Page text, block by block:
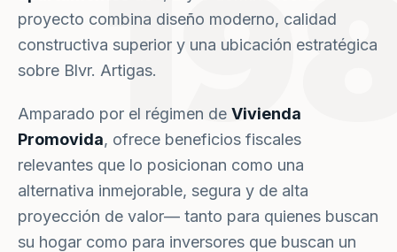
proyecto combina diseño moderno, calidad
constructiva superior y una ubicación estratégica
sobre Blvr. Artigas.
Amparado por el régimen de Vivienda
Promovida, ofrece beneficios fiscales
relevantes que lo posicionan como una
alternativa inmejorable, segura y de alta
proyección de valor— tanto para quienes buscan
su hogar como para inversores que buscan un